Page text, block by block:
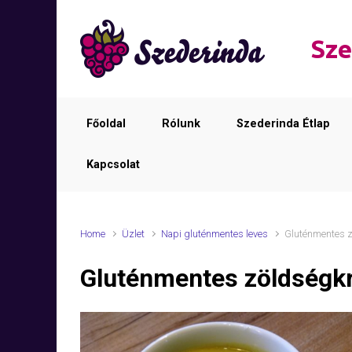
Főoldal Rólunk Szederinda Étlap
Kapcsolat
Home Üzlet Napi gluténmentes leves Gluténmentes
Gluténmentes